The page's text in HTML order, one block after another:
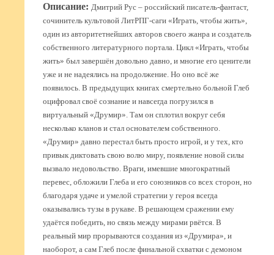
Описание: Дмитрий Рус – российский писатель-фантаст,
сочинитель культовой ЛитРПГ-саги «Играть, чтобы жить»,
один из авторитетнейших авторов своего жанра и создатель
собственного литературного портала. Цикл «Играть, чтобы
жить» был завершён довольно давно, и многие его ценители
уже и не надеялись на продолжение. Но оно всё же
появилось. В предыдущих книгах смертельно больной Глеб
оцифровал своё сознание и навсегда погрузился в
виртуальный «Друмир». Там он сплотил вокруг себя
несколько кланов и стал основателем собственного.
«Друмир» давно перестал быть просто игрой, и у тех, кто
привык диктовать свою волю миру, появление новой силы
вызвало недовольство. Враги, имевшие многократный
перевес, обложили Глеба и его союзников со всех сторон, но
благодаря удаче и умелой стратегии у героя всегда
оказывались тузы в рукаве. В решающем сражении ему
удаётся победить, но связь между мирами рвётся. В
реальный мир прорываются создания из «Друмира», и
наоборот, а сам Глеб после финальной схватки с демоном